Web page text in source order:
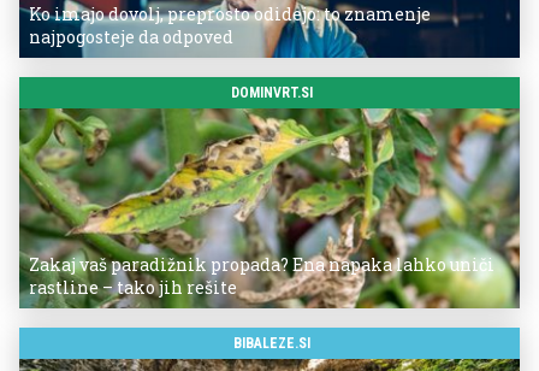
Ko imajo dovolj, preprosto odidejo: to znamenje
najpogosteje da odpoved
DOMINVRT.SI
Zakaj vaš paradižnik propada? Ena napaka lahko uniči
rastline – tako jih rešite
BIBALEZE.SI